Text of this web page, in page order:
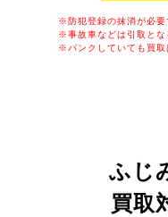
※防犯登録の抹消が必要
※事故車などは引取とな
※パンクしていても買取
ふじ
買取